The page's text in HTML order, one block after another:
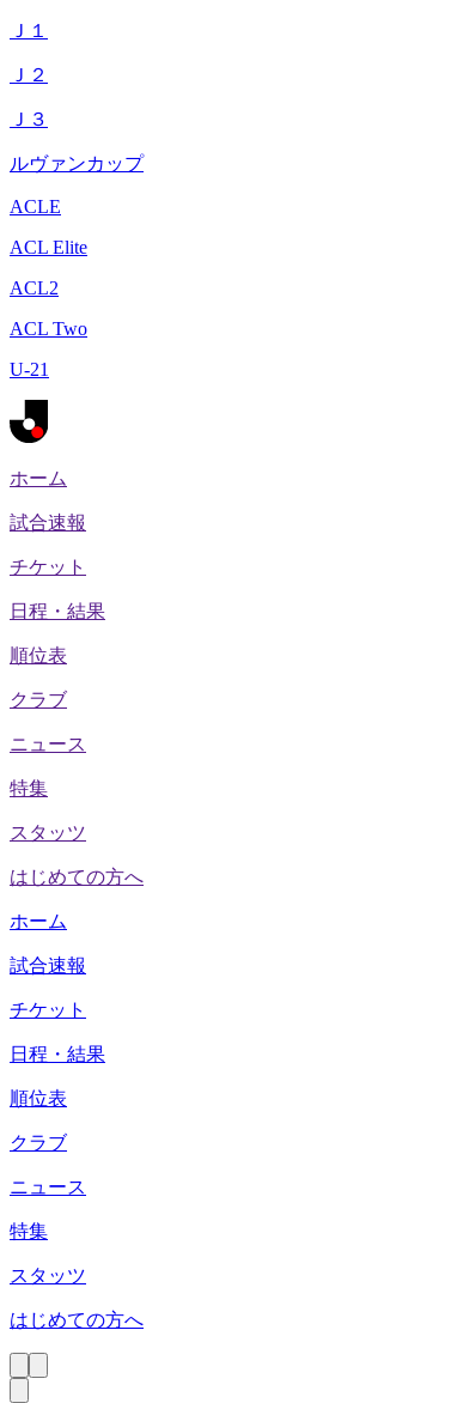
Ｊ１
Ｊ２
Ｊ３
ルヴァンカップ
ACLE
ACL Elite
ACL2
ACL Two
U-21
ホーム
試合速報
チケット
日程・結果
順位表
クラブ
ニュース
特集
スタッツ
はじめての方へ
ホーム
試合速報
チケット
日程・結果
順位表
クラブ
ニュース
特集
スタッツ
はじめての方へ